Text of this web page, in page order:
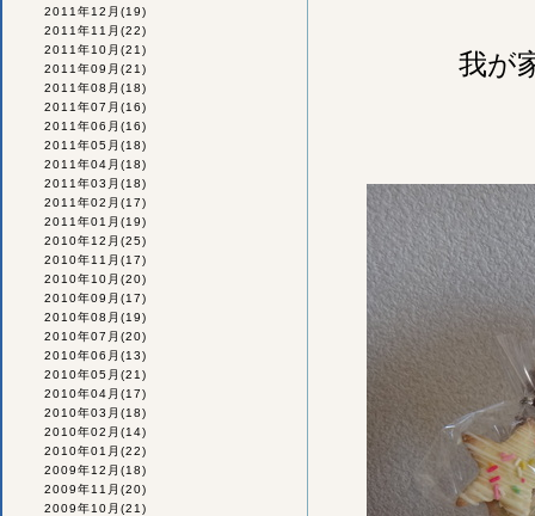
2011年12月 (19)
2011年11月 (22)
2011年10月 (21)
2011年09月 (21)
2011年08月 (18)
2011年07月 (16)
2011年06月 (16)
2011年05月 (18)
2011年04月 (18)
2011年03月 (18)
2011年02月 (17)
2011年01月 (19)
2010年12月 (25)
2010年11月 (17)
2010年10月 (20)
2010年09月 (17)
2010年08月 (19)
2010年07月 (20)
2010年06月 (13)
2010年05月 (21)
2010年04月 (17)
2010年03月 (18)
2010年02月 (14)
2010年01月 (22)
2009年12月 (18)
2009年11月 (20)
2009年10月 (21)
我が